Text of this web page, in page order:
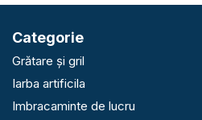
Categorie
Grătare și gril
Iarba artificila
Imbracaminte de lucru